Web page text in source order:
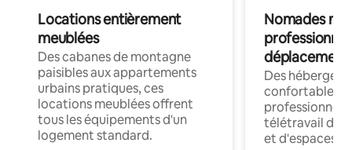
Locations entièrement
meublées
Des cabanes de montagne
paisibles aux appartements
urbains pratiques, ces
locations meublées offrent
tous les équipements d'un
logement standard.
Nomades
déplacement
Des
confortables
professionnels
télétravail
et d'espaces